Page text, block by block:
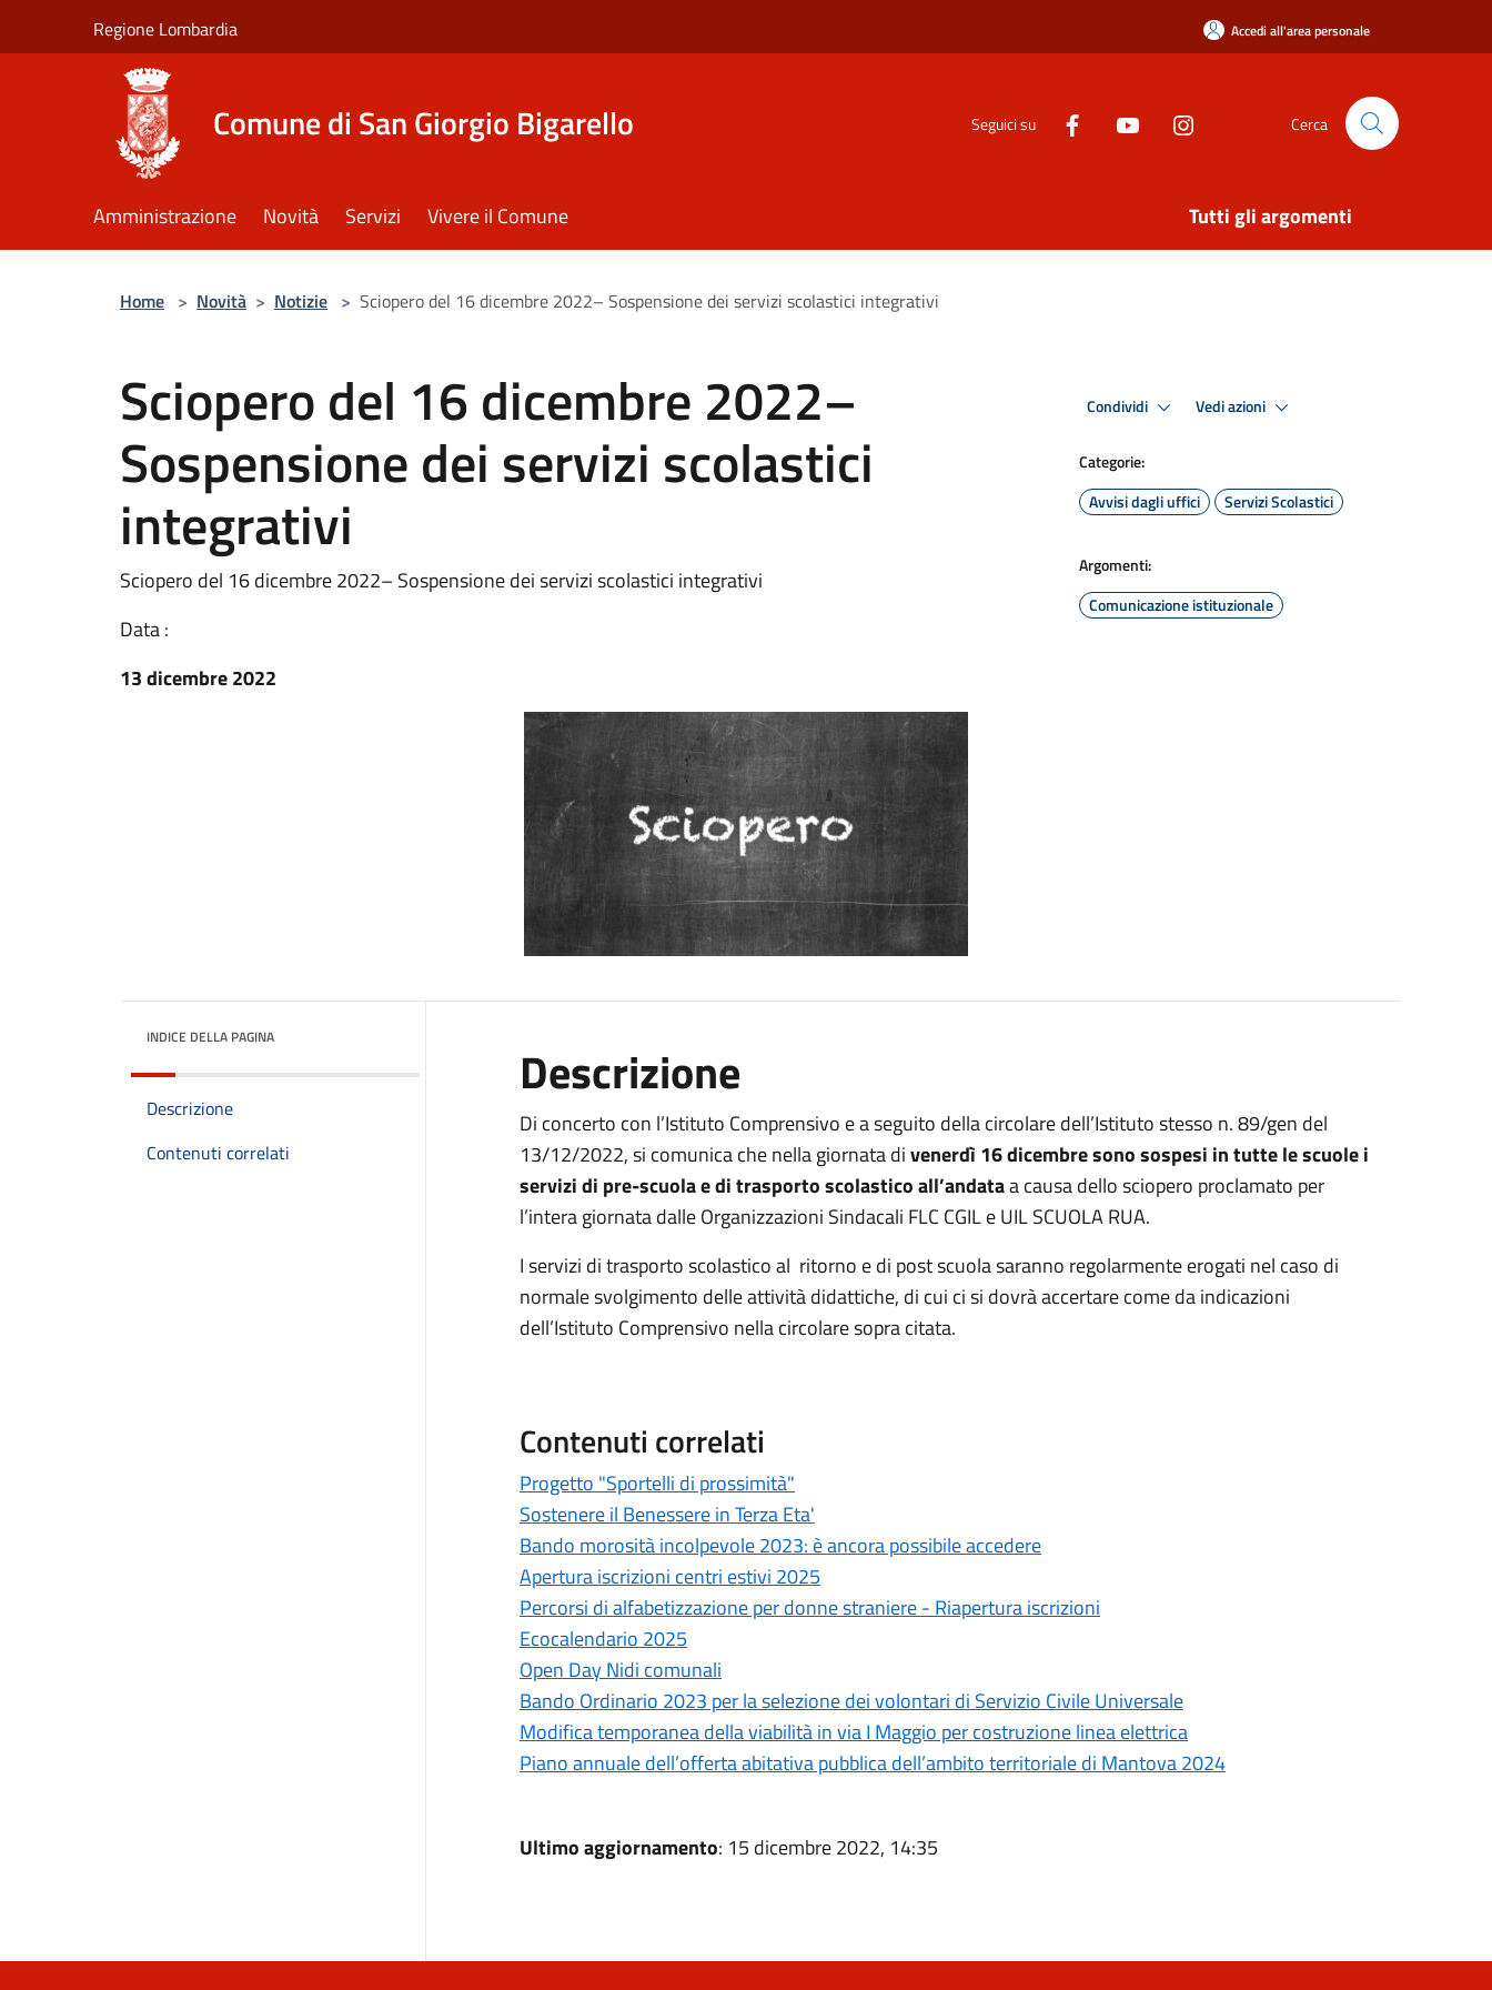
Regione Lombardia Accedi all'area personale
Comune di San Giorgio Bigarello Seguici su Cerca
Amministrazione Novità Servizi Vivere il Comune Tutti gli argomenti
Home > Novità > Notizie > Sciopero del 16 dicembre 2022– Sospensione dei servizi scolastici integrativi
Sciopero del 16 dicembre 2022–
Sospensione dei servizi scolastici
integrativi
Sciopero del 16 dicembre 2022– Sospensione dei servizi scolastici integrativi
Data :
13 dicembre 2022
Condividi Vedi azioni
Categorie:
Avvisi dagli uffici
Servizi Scolastici
Argomenti:
Comunicazione istituzionale
INDICE DELLA PAGINA
Descrizione
Contenuti correlati
Descrizione
Di concerto con l’Istituto Comprensivo e a seguito della circolare dell’Istituto stesso n. 89/gen del
13/12/2022, si comunica che nella giornata divenerdì 16 dicembresono sospesi in tutte le scuole i
servizi di pre-scuola e di trasporto scolastico all’andataa causa dello sciopero proclamato per
l’intera giornata dalle Organizzazioni Sindacali FLC CGIL e UIL SCUOLA RUA.
I servizi di trasporto scolastico al ritorno e di post scuola saranno regolarmente erogati nel caso di
normale svolgimento delle attività didattiche, di cui ci si dovrà accertare come da indicazioni
dell’Istituto Comprensivo nella circolare sopra citata.
Contenuti correlati
Progetto "Sportelli di prossimità"
Sostenere il Benessere in Terza Eta'
Bando morosità incolpevole 2023: è ancora possibile accedere
Apertura iscrizioni centri estivi 2025
Percorsi di alfabetizzazione per donne straniere - Riapertura iscrizioni
Ecocalendario 2025
Open Day Nidi comunali
Bando Ordinario 2023 per la selezione dei volontari di Servizio Civile Universale
Modifica temporanea della viabilità in via I Maggio per costruzione linea elettrica
Piano annuale dell’offerta abitativa pubblica dell’ambito territoriale di Mantova 2024
Ultimo aggiornamento: 15 dicembre 2022, 14:35